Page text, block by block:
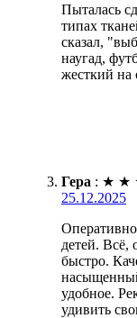
Пыталась
типах
сказал,
наугад,
жесткий на
Гера : ★ ★
25.12.2025
детей. Всё,
быстро.
удобное.
удивить